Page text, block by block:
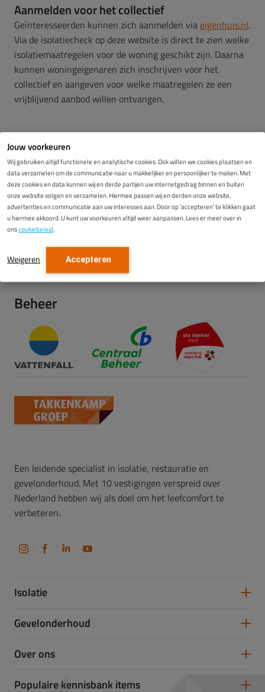
Jouw voorkeuren
Wij gebruiken altijd functionele en analytische cookies. Ook willen we cookies plaatsen en
data verzamelen om de communicatie naar u makkelijker en persoonlijker te maken. Met
deze cookies en data kunnen wij en derde partijen uw internetgedrag binnen en buiten
onze website volgen en verzamelen. Hiermee passen wij en derden onze website,
advertenties en communicatie aan uw interesses aan. Door op ‘accepteren’ te klikken gaat
u hiermee akkoord. U kunt uw voorkeuren altijd weer aanpassen. Lees er meer over in
onscookiebeleid.
Weigeren Accepteren
Aanmelden voor het collectief
Geïnteresseerden kunnen zich aanmelden via eigenhuis.nl.
Via de isolatiecheck op deze website is direct te zien welke
isolatiemaatregelen voor de woning geschikt zijn. Daarna
kunnen woningeigenaren zich inschrijven voor het
collectief en aangeven voor welke maatregelen ze een
vrijblijvend aanbod willen ontvangen.
Deel:
ONZE PARTNERS
Partner van Vattenfall en Centraal
Beheer
Een leidende specialist in isolatie, restauratie en
gevelonderhoud. Met 10 vestigingen verspreid over
Nederland hebben wij als doel om het leefcomfort te
verbeteren.
Isolatie
Vloerisolatie
Gevelonderhoud
Gevelrenovatie
Over ons
Populaire kennisbank items